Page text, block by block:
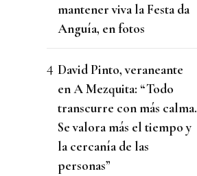
mantener viva la Festa da
Anguía, en fotos
David Pinto, veraneante
en A Mezquita: “Todo
transcurre con más calma.
Se valora más el tiempo y
la cercanía de las
personas”